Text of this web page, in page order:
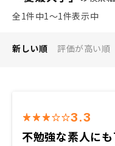
全1件中1〜1件表示中
新しい順 評価が高い順
3.3
不勉強な素人に